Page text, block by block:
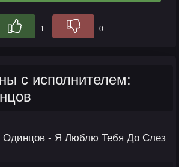
1 0
с исполнителем:
Одинцов - Я Люблю Тебя До Слез